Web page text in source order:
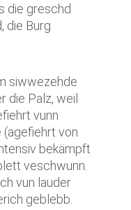
die greschd
die Burg
siwwezehde
die Palz, weil
vunn
(agefiehrt von
bekämpft
veschwunn.
vun lauder
geblebb.